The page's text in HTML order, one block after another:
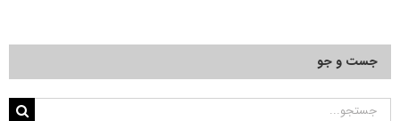
جست و جو
جستجو